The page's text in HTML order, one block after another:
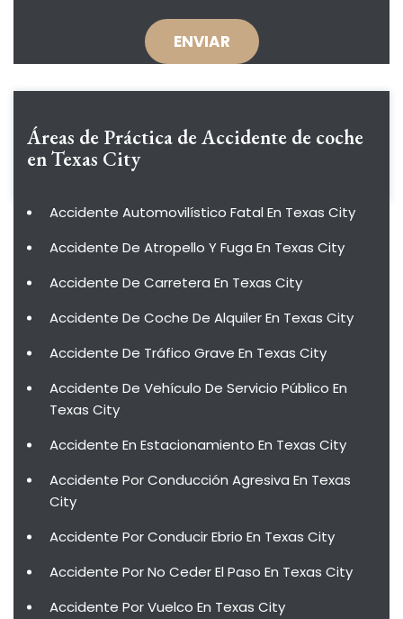
Áreas de Práctica deAccidente de coche
en Texas City
Accidente Automovilístico Fatal En Texas City
Accidente De Atropello Y Fuga En Texas City
Accidente De Carretera En Texas City
Accidente De Coche De Alquiler En Texas City
Accidente De Tráfico Grave En Texas City
Accidente De Vehículo De Servicio Público En
Texas City
Accidente En Estacionamiento En Texas City
Accidente Por Conducción Agresiva En Texas
City
Accidente Por Conducir Ebrio En Texas City
Accidente Por No Ceder El Paso En Texas City
Accidente Por Vuelco En Texas City